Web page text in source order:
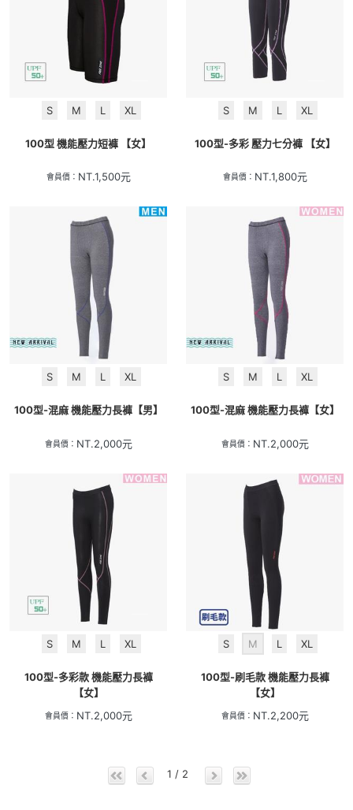
S M L XL
100型 機能壓力短褲 【女】
會員價： NT.1,500元
S M L XL
100型-多彩 壓力七分褲 【女】
會員價： NT.1,800元
S M L XL
100型-混麻 機能壓力長褲【男】
會員價： NT.2,000元
S M L XL
100型-混麻 機能壓力長褲【女】
會員價： NT.2,000元
S M L XL
100型-多彩款 機能壓力長褲
【女】
會員價： NT.2,000元
S M L XL
100型-刷毛款 機能壓力長褲
【女】
會員價： NT.2,200元
1 / 2